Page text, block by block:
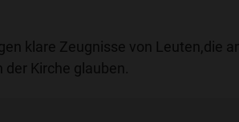
klare Zeugnisse von Leuten,die
Kirche glauben.